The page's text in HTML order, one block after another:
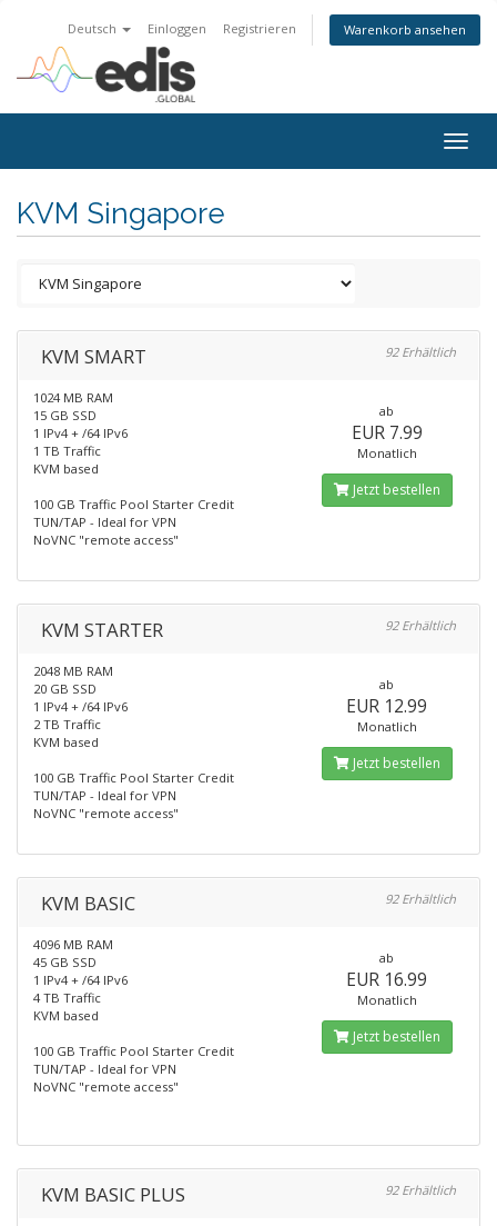
Deutsch Einloggen Registrieren Warenkorb ansehen
KVM Singapore
KVM SMART 92 Erhältlich
1024 MB RAM
15 GB SSD
1 IPv4 + /64 IPv6
1 TB Traffic
KVM based
100 GB Traffic Pool Starter Credit
TUN/TAP - Ideal for VPN
NoVNC "remote access"
ab
EUR 7.99
Monatlich
Jetzt bestellen
KVM STARTER 92 Erhältlich
2048 MB RAM
20 GB SSD
1 IPv4 + /64 IPv6
2 TB Traffic
KVM based
100 GB Traffic Pool Starter Credit
TUN/TAP - Ideal for VPN
NoVNC "remote access"
ab
EUR 12.99
Monatlich
Jetzt bestellen
KVM BASIC 92 Erhältlich
4096 MB RAM
45 GB SSD
1 IPv4 + /64 IPv6
4 TB Traffic
KVM based
100 GB Traffic Pool Starter Credit
TUN/TAP - Ideal for VPN
NoVNC "remote access"
ab
EUR 16.99
Monatlich
Jetzt bestellen
KVM BASIC PLUS 92 Erhältlich